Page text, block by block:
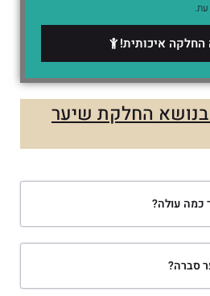
עת.
החלקה איכותית!
החלקת שיער
כמה עולה?
סברה?